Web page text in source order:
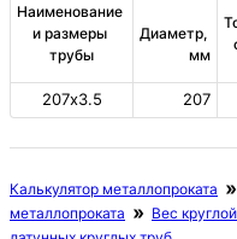
Наименование
и размеры
трубы
Диаметр,
мм
207х3.5 207
Калькулятор металлопроката
металлопроката
Вес